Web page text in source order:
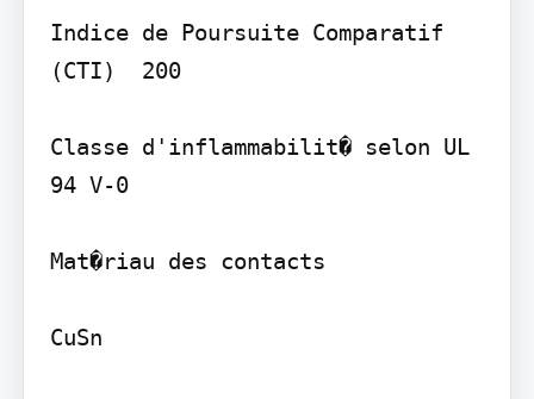
Indice de Poursuite Comparatif
(CTI)  200
Classe d'inflammabilit� selon UL
94 V-0
Mat�riau des contacts
CuSn